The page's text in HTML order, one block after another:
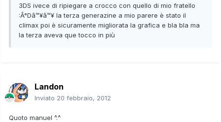
3DS ivece di ripiegare a crocco con quello di mio fratello
:Â°Dâ™¥â™¥ la terza generazine a mio parere è stato il
climax poi è sicuramente migliorata la grafica e bla bla ma
la terza aveva que tocco in più
Landon
Inviato 20 febbraio, 2012
Quoto manuel ^.^